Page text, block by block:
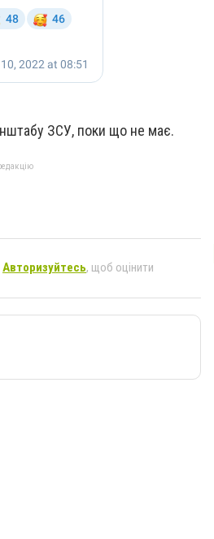
ЗСУ, поки що не має.
Авторизуйтесь, щоб оцінити